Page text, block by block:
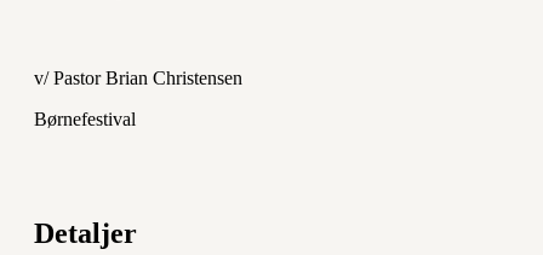
v/ Pastor Brian Christensen
Børnefestival
Detaljer